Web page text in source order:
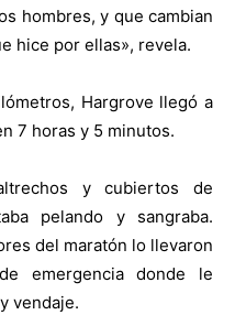
hombres, y que cambian
hice por ellas», revela.
Hargrove llegó a
7 horas y 5 minutos.
y cubiertos de
pelando y sangraba.
del maratón lo llevaron
emergencia donde le
vendaje.